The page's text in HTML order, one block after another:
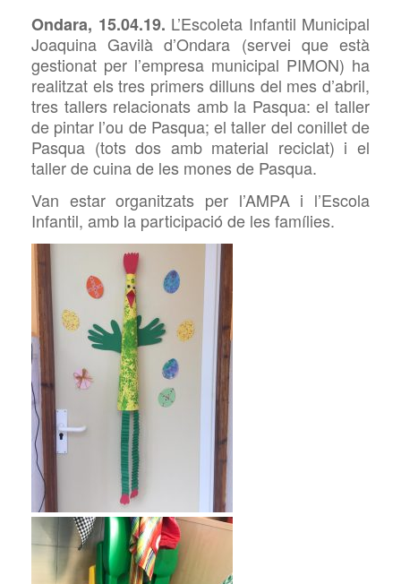
Ondara, 15.04.19. L’Escoleta Infantil Municipal
Joaquina Gavilà d’Ondara (servei que està
gestionat per l’empresa municipal PIMON) ha
realitzat els tres primers dilluns del mes d’abril,
tres tallers relacionats amb la Pasqua: el taller
de pintar l’ou de Pasqua; el taller del conillet de
Pasqua (tots dos amb material reciclat) i el
taller de cuina de les mones de Pasqua.
Van estar organitzats per l’AMPA i l’Escola
Infantil, amb la participació de les famílies.